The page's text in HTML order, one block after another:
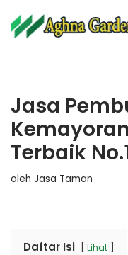
Lompat
Jasa
Terbaik
oleh Jasa Taman
Daftar Isi Lihat